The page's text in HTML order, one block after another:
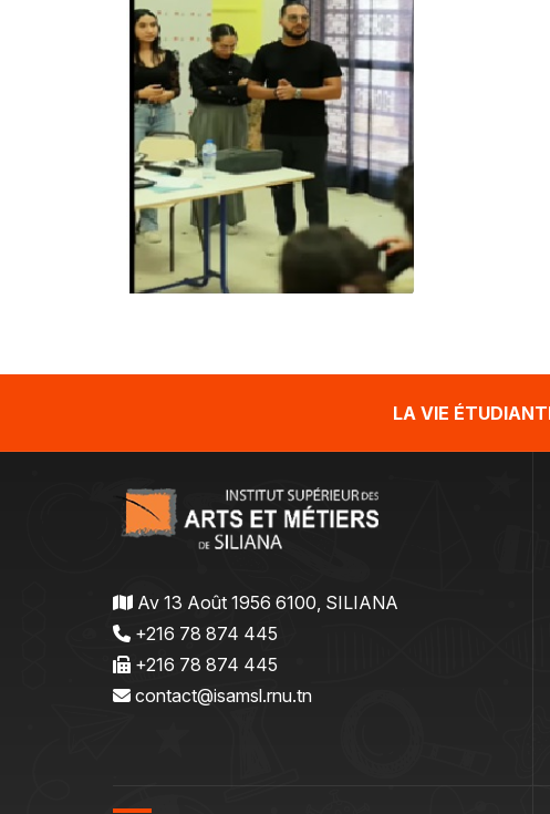
LA VIE
Av 13 Août 1956 6100, SILIANA
+216 78 874 445
+216 78 874 445
contact@isamsl.rnu.tn